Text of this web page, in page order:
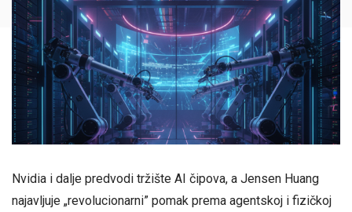
Nvidia i dalje predvodi tržište AI čipova, a Jensen Huang
najavljuje „revolucionarni” pomak prema agentskoj i fizičkoj